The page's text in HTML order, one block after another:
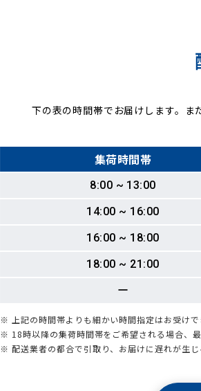
下の表の時間帯でお届けします。
集荷時間帯
8:00 ~ 13:00
14:00 ~ 16:00
16:00 ~ 18:00
18:00 ~ 21:00
ー
※ 上記の時間帯よりも細かい時間指定はお受けで
※ 18時以降の集荷時間帯をご希望される場合、
※ 配送業者の都合で引取り、お届けに遅れが生じ